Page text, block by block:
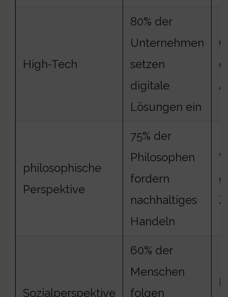
High-Tech
80% der
Unternehmen
setzen
digitale
Lösungen ein
philosophische
Perspektive
75% der
Philosophen
fordern
nachhaltiges
Handeln
Sozialperspektive
60% der
Menschen
folgen